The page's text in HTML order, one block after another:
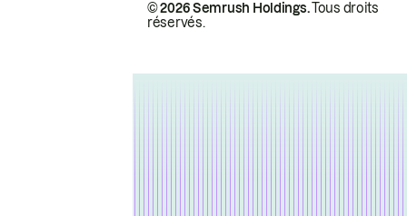
© 2026 Semrush Holdings.Tous droits
réservés.